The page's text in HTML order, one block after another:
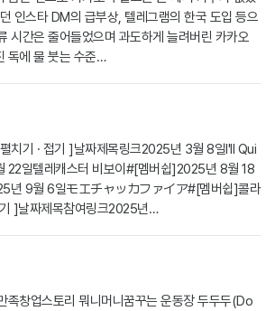
인스타 DM의 급부상, 텔레그램의 한국 도입 등으
시간은 줄어들었으며 과도하게 늘려버린 카카오
독에 물 붓는 수준…
치기 · 접기 ]날짜제목링크2025년 3월 8일I'll Qui
일텔레캐스터 비보이#[멤버쉽]2025년 8월 18
년 9월 6일モエチャッカファイア#[멤버쉽]콜라
]날짜제목참여링크2025년…
족창업스토리 뭐니머니꿈꾸는 운동장 두두두(Do